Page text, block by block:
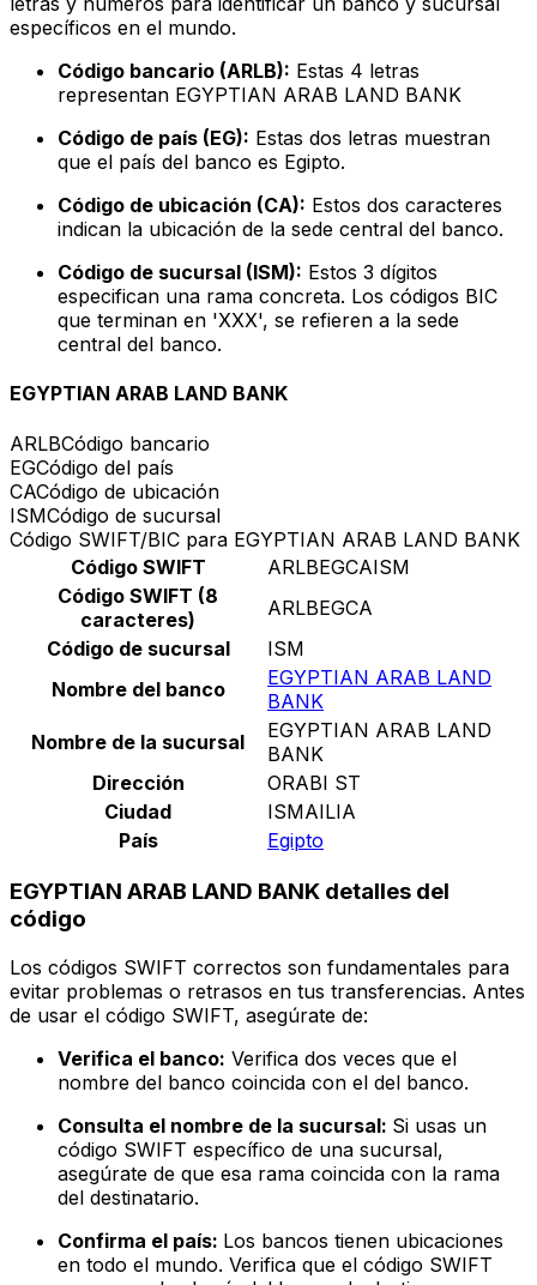
específicos en el mundo.
Código bancario (ARLB): Estas 4 letras
representan EGYPTIAN ARAB LAND BANK
Código de país (EG): Estas dos letras muestran
que el país del banco es Egipto.
Código de ubicación (CA): Estos dos caracteres
indican la ubicación de la sede central del banco.
Código de sucursal (ISM): Estos 3 dígitos
especifican una rama concreta. Los códigos BIC
que terminan en 'XXX', se refieren a la sede
central del banco.
EGYPTIAN ARAB LAND BANK
ARLBCódigo bancario
EGCódigo del país
CACódigo de ubicación
ISMCódigo de sucursal
Código SWIFT/BIC para EGYPTIAN ARAB LAND BANK
Código SWIFT
ARLBEGCAISM
Código SWIFT (8
caracteres)
ARLBEGCA
Código de sucursal
ISM
Nombre del banco
EGYPTIAN ARAB LAND
BANK
Nombre de la sucursal
EGYPTIAN ARAB LAND
BANK
Dirección
ORABI ST
Ciudad
ISMAILIA
País
Egipto
EGYPTIAN ARAB LAND BANK detalles del
código
Los códigos SWIFT correctos son fundamentales para
evitar problemas o retrasos en tus transferencias. Antes
de usar el código SWIFT, asegúrate de:
Verifica el banco: Verifica dos veces que el
nombre del banco coincida con el del banco.
Consulta el nombre de la sucursal: Si usas un
código SWIFT específico de una sucursal,
asegúrate de que esa rama coincida con la rama
del destinatario.
Confirma el país: Los bancos tienen ubicaciones
en todo el mundo. Verifica que el código SWIFT